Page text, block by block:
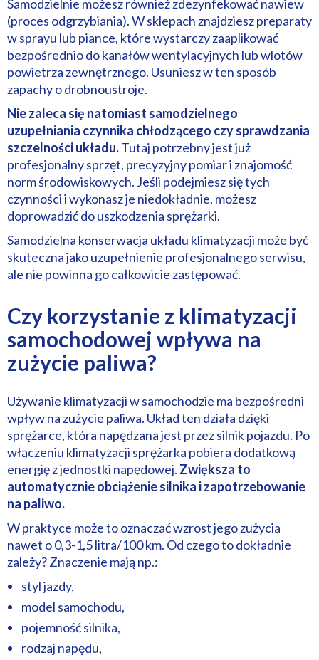
Samodzielnie możesz również zdezynfekować nawiew
(proces odgrzybiania). W sklepach znajdziesz preparaty
w sprayu lub piance, które wystarczy zaaplikować
bezpośrednio do kanałów wentylacyjnych lub wlotów
powietrza zewnętrznego. Usuniesz w ten sposób
zapachy o drobnoustroje.
Nie zaleca się natomiast samodzielnego
uzupełniania czynnika chłodzącego czy sprawdzania
szczelności układu.Tutaj potrzebny jest już
profesjonalny sprzęt, precyzyjny pomiar i znajomość
norm środowiskowych. Jeśli podejmiesz się tych
czynności i wykonasz je niedokładnie, możesz
doprowadzić do uszkodzenia sprężarki.
Samodzielna konserwacja układu klimatyzacji może być
skuteczna jako uzupełnienie profesjonalnego serwisu,
ale nie powinna go całkowicie zastępować.
Czy korzystanie z klimatyzacji
samochodowej wpływa na
zużycie paliwa?
Używanie klimatyzacji w samochodzie ma bezpośredni
wpływ na zużycie paliwa. Układ ten działa dzięki
sprężarce, która napędzana jest przez silnik pojazdu. Po
włączeniu klimatyzacji sprężarka pobiera dodatkową
energię z jednostki napędowej. Zwiększa to
automatycznie obciążenie silnika i zapotrzebowanie
na paliwo.
W praktyce może to oznaczać wzrost jego zużycia
nawet o 0,3-1,5 litra/100 km. Od czego to dokładnie
zależy? Znaczenie mają np.:
styl jazdy,
model samochodu,
pojemność silnika,
rodzaj napędu,